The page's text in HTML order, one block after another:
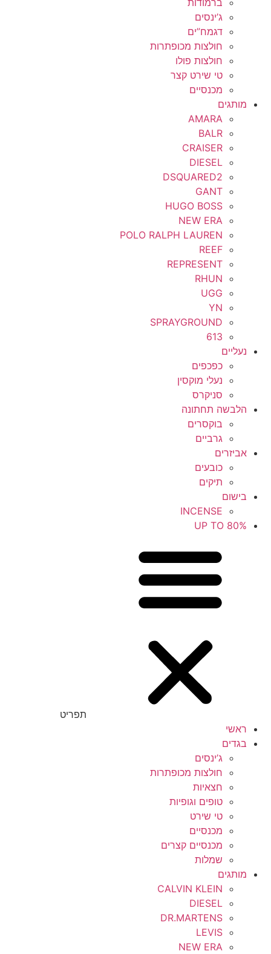
ג’ינסים
דגמח”ים
חולצות מכופתרות
חולצות פולו
טי שירט קצר
מכנסיים
מותגים
AMARA
BALR
CRAISER
DIESEL
DSQUARED2
GANT
HUGO BOSS
NEW ERA
POLO RALPH LAUREN
REEF
REPRESENT
RHUN
UGG
YN
SPRAYGROUND
613
נעליים
כפכפים
נעלי מוקסין
סניקרס
הלבשה תחתונה
בוקסרים
גרביים
אביזרים
כובעים
תיקים
בישום
INCENSE
UP TO 80%
תפריט
ראשי
בגדים
ג’ינסים
חולצות מכופתרות
חצאיות
טופים וגופיות
טי שירט
מכנסיים
מכנסיים קצרים
שמלות
מותגים
CALVIN KLEIN
DIESEL
DR.MARTENS
LEVIS
NEW ERA